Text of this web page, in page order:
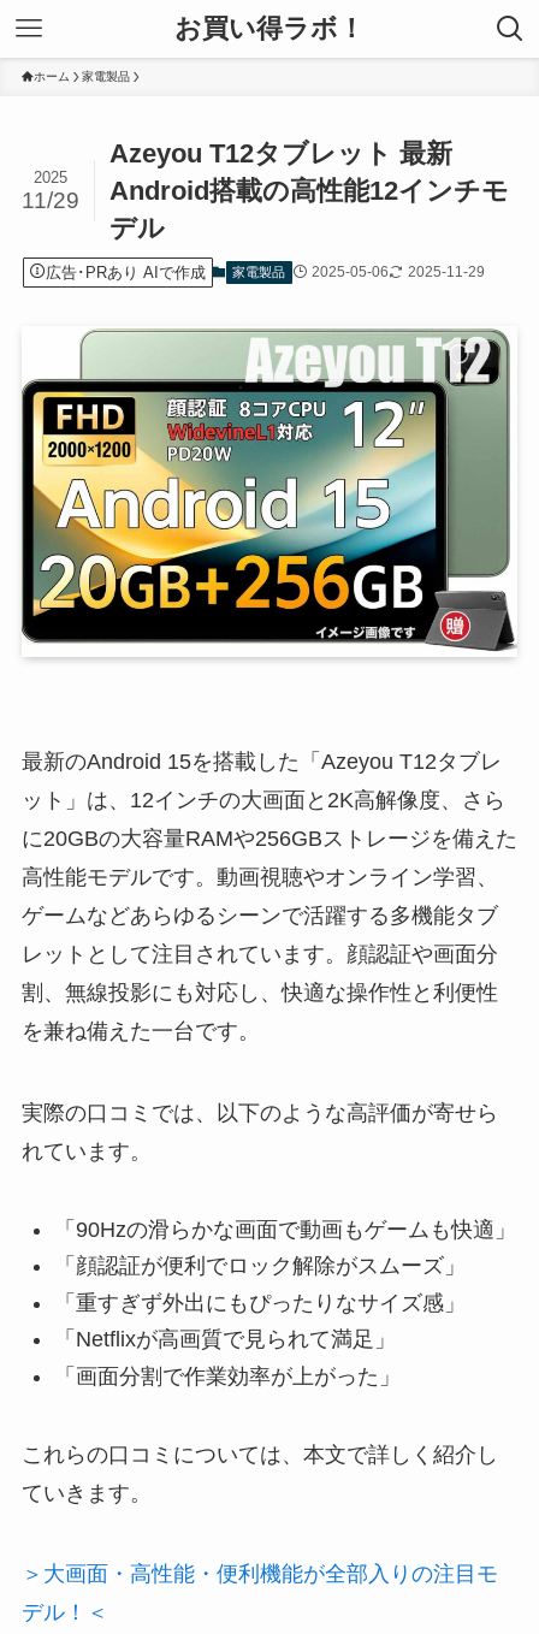
お買い得ラボ！
ホーム 家電製品
Azeyou T12タブレット 最新
Android搭載の高性能12インチモ
デル
2025
11/29
広告･PRあり AIで作成 家電製品 2025-05-06 2025-11-29
最新のAndroid 15を搭載した「Azeyou T12タブレ
ット」は、12インチの大画面と2K高解像度、さら
に20GBの大容量RAMや256GBストレージを備えた
高性能モデルです。動画視聴やオンライン学習、
ゲームなどあらゆるシーンで活躍する多機能タブ
レットとして注目されています。顔認証や画面分
割、無線投影にも対応し、快適な操作性と利便性
を兼ね備えた一台です。
実際の口コミでは、以下のような高評価が寄せら
れています。
「90Hzの滑らかな画面で動画もゲームも快適」
「顔認証が便利でロック解除がスムーズ」
「重すぎず外出にもぴったりなサイズ感」
「Netflixが高画質で見られて満足」
「画面分割で作業効率が上がった」
これらの口コミについては、本文で詳しく紹介し
ていきます。
＞大画面・高性能・便利機能が全部入りの注目モ
デル！＜